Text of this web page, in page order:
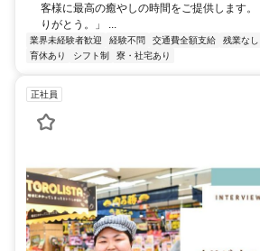
客様に最高の癒やしの時間をご提供します
りがとう。」 ...
業界未経験者歓迎 経験不問 交通費全額支給 残業なし
育休あり
シフト制 寮・社宅あり
正社員